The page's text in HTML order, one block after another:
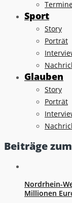
Sport
Story
Porträt
Glauben
Story
Porträt
Beiträge
Nordrhein-
Millionen